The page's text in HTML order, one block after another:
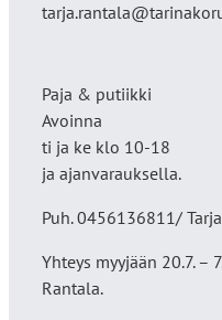
Paja & putiikki
Avoinna
ti ja ke klo 10-18
ja ajanvarauksella.
Puh. 0456136811/ Tarja
Yhteys myyjään 20.7. –
Rantala.